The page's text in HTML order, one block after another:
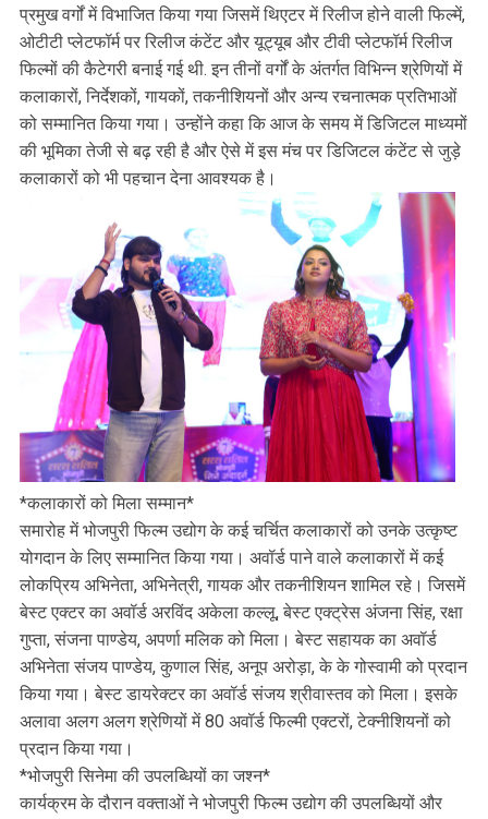
प्रमुख वर्गों में विभाजित किया गया जिसमें थिएटर में रिलीज होने वाली फिल्में,
ओटीटी प्लेटफॉर्म पर रिलीज कंटेंट और यूट्यूब और टीवी प्लेटफॉर्म रिलीज
फिल्मों की कैटेगरी बनाई गई थी. इन तीनों वर्गों के अंतर्गत विभिन्न श्रेणियों में
कलाकारों, निर्देशकों, गायकों, तकनीशियनों और अन्य रचनात्मक प्रतिभाओं
को सम्मानित किया गया। उन्होंने कहा कि आज के समय में डिजिटल माध्यमों
की भूमिका तेजी से बढ़ रही है और ऐसे में इस मंच पर डिजिटल कंटेंट से जुड़े
कलाकारों को भी पहचान देना आवश्यक है।
*कलाकारों को मिला सम्मान*
समारोह में भोजपुरी फिल्म उद्योग के कई चर्चित कलाकारों को उनके उत्कृष्ट
योगदान के लिए सम्मानित किया गया। अवॉर्ड पाने वाले कलाकारों में कई
लोकप्रिय अभिनेता, अभिनेत्री, गायक और तकनीशियन शामिल रहे। जिसमें
बेस्ट एक्टर का अवॉर्ड अरविंद अकेला कल्लू, बेस्ट एक्ट्रेस अंजना सिंह, रक्षा
गुप्ता, संजना पाण्डेय, अपर्णा मलिक को मिला। बेस्ट सहायक का अवॉर्ड
अभिनेता संजय पाण्डेय, कुणाल सिंह, अनूप अरोड़ा, के के गोस्वामी को प्रदान
किया गया। बेस्ट डायरेक्टर का अवॉर्ड संजय श्रीवास्तव को मिला। इसके
अलावा अलग अलग श्रेणियों में 80 अवॉर्ड फिल्मी एक्टरों, टेक्नीशियनों को
प्रदान किया गया।
*भोजपुरी सिनेमा की उपलब्धियों का जश्न*
कार्यक्रम के दौरान वक्ताओं ने भोजपुरी फिल्म उद्योग की उपलब्धियों और